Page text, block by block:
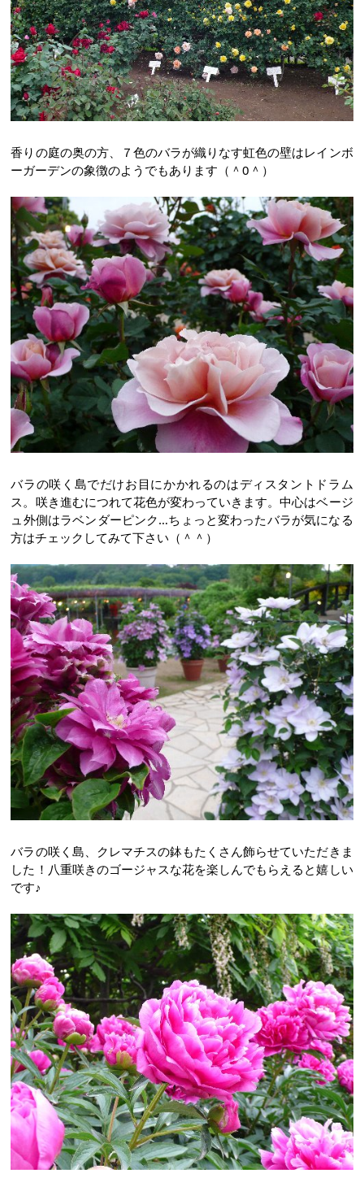
香りの庭の奥の方、７色のバラが織りなす虹色の壁はレインボ
ーガーデンの象徴のようでもあります（＾0＾）
バラの咲く島でだけお目にかかれるのはディスタントドラム
ス。咲き進むにつれて花色が変わっていきます。中心はベージ
ュ外側はラベンダーピンク…ちょっと変わったバラが気になる
方はチェックしてみて下さい（＾＾）
バラの咲く島、クレマチスの鉢もたくさん飾らせていただきま
した！八重咲きのゴージャスな花を楽しんでもらえると嬉しい
です♪